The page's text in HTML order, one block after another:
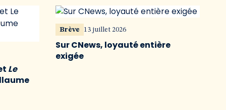
Le
Brève 13 juillet 2026
Sur CNews, loyauté entière
exigée